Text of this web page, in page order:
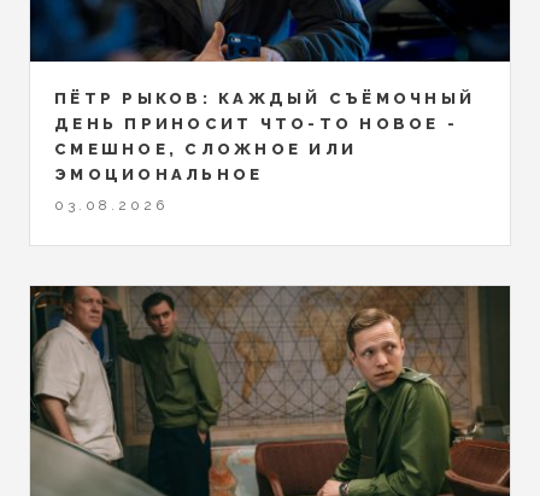
ПЁТР РЫКОВ: КАЖДЫЙ СЪЁМОЧНЫЙ
ДЕНЬ ПРИНОСИТ ЧТО-ТО НОВОЕ -
СМЕШНОЕ, СЛОЖНОЕ ИЛИ
ЭМОЦИОНАЛЬНОЕ
03.08.2026